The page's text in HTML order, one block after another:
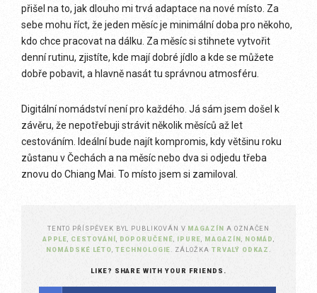
přišel na to, jak dlouho mi trvá adaptace na nové místo. Za
sebe mohu říct, že jeden měsíc je minimální doba pro někoho,
kdo chce pracovat na dálku. Za měsíc si stihnete vytvořit
denní rutinu, zjistíte, kde mají dobré jídlo a kde se můžete
dobře pobavit, a hlavně nasát tu správnou atmosféru.
Digitální nomádství není pro každého. Já sám jsem došel k
závěru, že nepotřebuji strávit několik měsíců až let
cestováním. Ideální bude najít kompromis, kdy většinu roku
zůstanu v Čechách a na měsíc nebo dva si odjedu třeba
znovu do Chiang Mai. To místo jsem si zamiloval.
TENTO PŘÍSPĚVEK BYL PUBLIKOVÁN V MAGAZÍN A OZNAČEN
APPLE
CESTOVÁNÍ DOPORUČENÉ IPURE MAGAZÍN NOMÁD
NOMÁDSKÉ LÉTO ,TECHNOLOGIE . ZÁLOŽKA TRVALÝ ODKAZ
LIKE? SHARE WITH YOUR FRIENDS.